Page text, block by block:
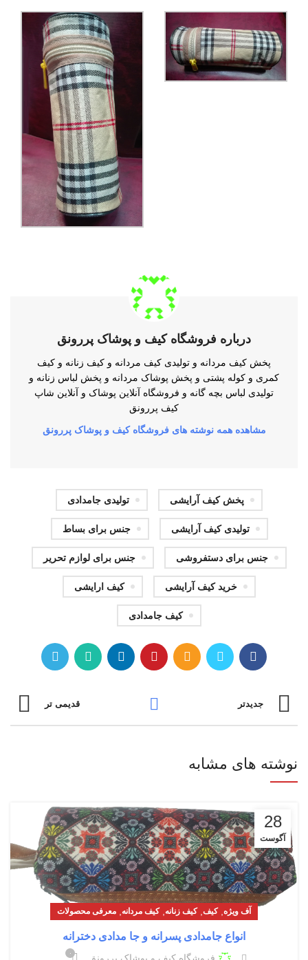
درباره فروشگاه کیف و پوشاک پررونق
پخش کیف مردانه و تولیدی کیف مردانه و کیف زنانه و کیف
کمری و کوله پشتی و پخش پوشاک مردانه و پخش لباس زنانه و
تولیدی لباس بچه گانه و فروشگاه آنلاین پوشاک و آنلاین شاپ
کیف پررونق
مشاهده همه نوشته های فروشگاه کیف و پوشاک پررونق
پخش کیف آرایشی تولیدی جامدادی
تولیدی کیف آرایشی جنس برای بساط
جنس برای دستفروشی جنس برای لوازم تحریر
خرید کیف آرایشی کیف ارایشی
کیف جامدادی
جدیدتر قدیمی تر
نوشته های مشابه
28
آگوست
آف ویژه,کیف,کیف زنانه,کیف مردانه, معرفی محصولات
انواع جامدادی پسرانه و جا مدادی دخترانه
۰